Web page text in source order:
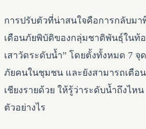
การปรับตัวที่น่าสนใจคือการกลับมา
เตือนภัยพิบัติของกลุ่มชาติพันธุ์ในท้
เสาวัดระดับน้ำ” โดยตั้งทั้งหมด 7 จุ
ภัยคนในชุมชน และยังสามารถเตือ
เชียงรายด้วย ให้รู้ว่าระดับน้ำถึงไห
ตัวอย่างไร